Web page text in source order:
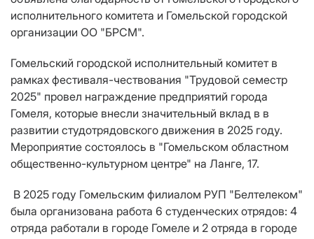
исполнительного комитета и Гомельской городской
организации ОО "БРСМ".
Гомельский городской исполнительный комитет в
рамках фестиваля-чествования "Трудовой семестр
2025" провел награждение предприятий города
Гомеля, которые внесли значительный вклад в в
развитии студотрядовского движения в 2025 году.
Мероприятие состоялось в "Гомельском областном
общественно-культурном центре" на Ланге, 17.
В 2025 году Гомельским филиалом РУП "Белтелеком"
была организована работа 6 студенческих отрядов: 4
отряда работали в городе Гомеле и 2 отряда в городе